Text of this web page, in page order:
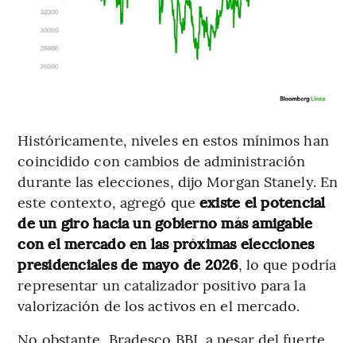
Históricamente, niveles en estos mínimos han
coincidido con cambios de administración
durante las elecciones, dijo Morgan Stanely. En
este contexto, agregó que existe el potencial
de un giro hacia un gobierno más amigable
con el mercado en las próximas elecciones
presidenciales de mayo de 2026, lo que podría
representar un catalizador positivo para la
valorización de los activos en el mercado.
No obstante, Bradesco BBI, a pesar del fuerte